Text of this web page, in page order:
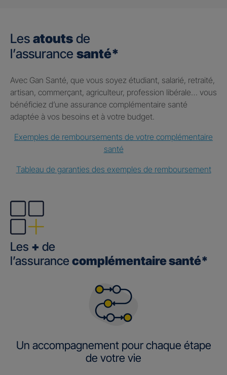
Les atouts de
l’assurance santé*
Avec Gan Santé, que vous soyez étudiant, salarié, retraité,
artisan, commerçant, agriculteur, profession libérale… vous
bénéficiez d’une assurance complémentaire santé
adaptée à vos besoins et à votre budget.
Exemples de remboursements de votre complémentaire
santé
Tableau de garanties des exemples de remboursement
Les + de
l’assurance complémentaire santé*
Un accompagnement pour chaque étape
de votre vie